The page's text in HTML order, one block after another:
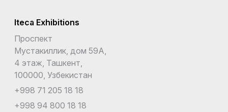
Iteca Exhibitions
Проспект
Мустакиллик, дом 59А,
4 этаж, Ташкент,
100000, Узбекистан
+998 71 205 18 18
+998 94 800 18 18